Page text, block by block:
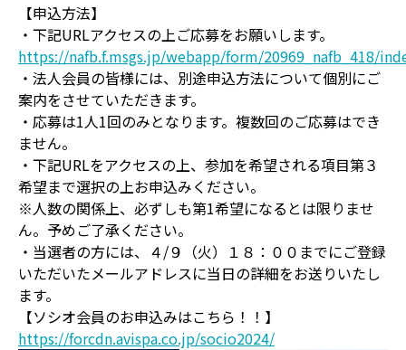
【申込方法】
・下記URLアクセスの上ご応募をお願いします。
https://nafb.f.msgs.jp/webapp/form/20969_nafb_418/
・法人会員の皆様には、別途申込方法について個別にご
案内をさせていただきます。
・応募は1人1回のみとなります。複数回のご応募はでき
ません。
・下記URLをアクセスの上、参加を希望される項目第３
希望まで選択の上お申込みください。
※人数の関係上、必ずしも第1希望になるとは限りませ
ん。予めご了承ください。
・当選者の方には、４/９（火）１８：００までにご登録
いただいたメールアドレスに当日の詳細をお送りいたし
ます。
【ソシオ会員のお申込みはこちら！！】
https://forcdn.avispa.co.jp/socio2024/